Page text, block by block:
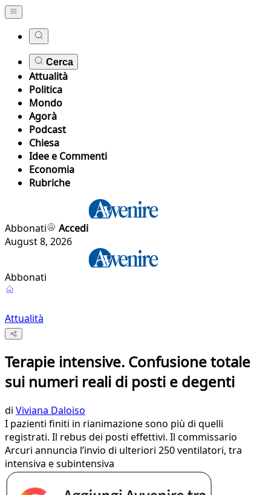
Cerca
Attualità
Politica
Mondo
Agorà
Podcast
Chiesa
Idee e Commenti
Economia
Rubriche
Abbonati
Accedi
August 8, 2026
Abbonati
Attualità
Terapie intensive. Confusione totale
sui numeri reali di posti e degenti
di Viviana Daloiso
I pazienti finiti in rianimazione sono più di quelli
registrati. Il rebus dei posti effettivi. Il commissario
Arcuri annuncia l’invio di ulteriori 250 ventilatori, tra
intensiva e subintensiva